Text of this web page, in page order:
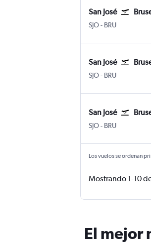
San José
SJO- BRU
San José
SJO- BRU
San José
SJO- BRU
Los vuelos se ordenan
Mostrando 1-10
El mejor